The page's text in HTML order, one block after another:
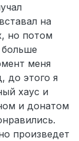
на
но потом
меня
до этого я
хаус и
и донатом
произведет